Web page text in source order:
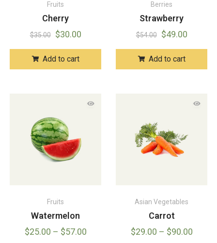
Fruits
Cherry
$35.00 $30.00
Add to cart
Berries
Strawberry
$54.00 $49.00
Add to cart
Fruits
Watermelon
$25.00 – $57.00
Asian Vegetables
Carrot
$29.00 – $90.00